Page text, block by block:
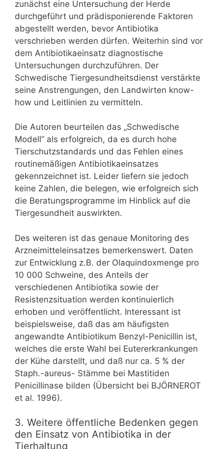
zunächst eine Untersuchung der Herde
durchgeführt und prädisponierende Faktoren
abgestellt werden, bevor Antibiotika
verschrieben werden dürfen. Weiterhin sind vor
dem Antibiotikaeinsatz diagnostische
Untersuchungen durchzuführen. Der
Schwedische Tiergesundheitsdienst verstärkte
seine Anstrengungen, den Landwirten know-
how und Leitlinien zu vermitteln.
Die Autoren beurteilen das „Schwedische
Modell“ als erfolgreich, da es durch hohe
Tierschutzstandards und das Fehlen eines
routinemäßigen Antibiotikaeinsatzes
gekennzeichnet ist. Leider liefern sie jedoch
keine Zahlen, die belegen, wie erfolgreich sich
die Beratungsprogramme im Hinblick auf die
Tiergesundheit auswirkten.
Des weiteren ist das genaue Monitoring des
Arzneimitteleinsatzes bemerkenswert. Daten
zur Entwicklung z.B. der Olaquindoxmenge pro
10 000 Schweine, des Anteils der
verschiedenen Antibiotika sowie der
Resistenzsituation werden kontinuierlich
erhoben und veröffentlicht. Interessant ist
beispielsweise, daß das am häufigsten
angewandte Antibiotikum Benzyl-Penicillin ist,
welches die erste Wahl bei Eutererkrankungen
der Kühe darstellt, und daß nur ca. 5 % der
Staph.-aureus- Stämme bei Mastitiden
Penicillinase bilden (Übersicht bei BJÖRNEROT
et al. 1996).
3. Weitere öffentliche Bedenken gegen
den Einsatz von Antibiotika in der
Tierhaltung